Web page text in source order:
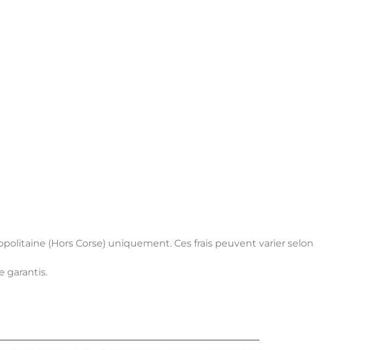
(Hors Corse) uniquement. Ces frais peuvent varier selon
garantis.